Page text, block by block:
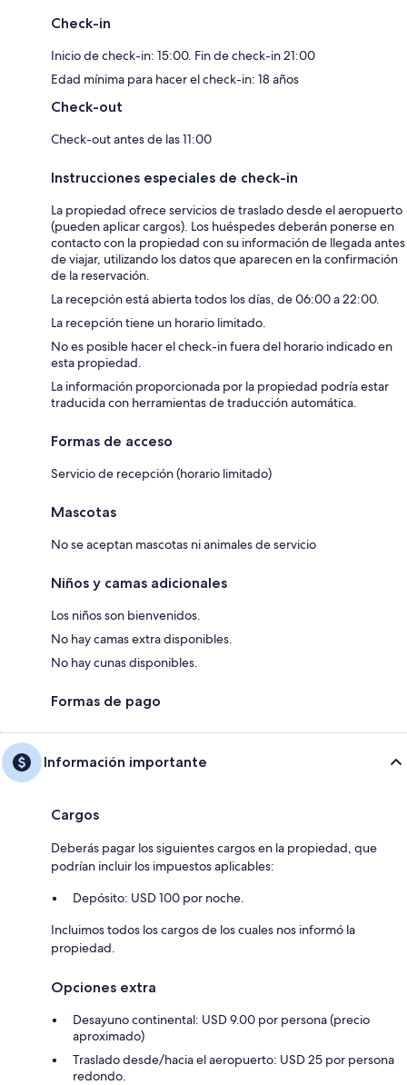
Check-in
Inicio de check-in: 15:00. Fin de check-in 21:00
Edad mínima para hacer el check-in: 18 años
Check-out
Check-out antes de las 11:00
Instrucciones especiales de check-in
La propiedad ofrece servicios de traslado desde el aeropuerto
(pueden aplicar cargos). Los huéspedes deberán ponerse en
contacto con la propiedad con su información de llegada antes
de viajar, utilizando los datos que aparecen en la confirmación
de la reservación.
La recepción está abierta todos los días, de 06:00 a 22:00.
La recepción tiene un horario limitado.
No es posible hacer el check-in fuera del horario indicado en
esta propiedad.
La información proporcionada por la propiedad podría estar
traducida con herramientas de traducción automática.
Formas de acceso
Servicio de recepción (horario limitado)
Mascotas
No se aceptan mascotas ni animales de servicio
Niños y camas adicionales
Los niños son bienvenidos.
No hay camas extra disponibles.
No hay cunas disponibles.
Formas de pago
Información importante
Cargos
Deberás pagar los siguientes cargos en la propiedad, que
podrían incluir los impuestos aplicables:
Depósito: USD 100 por noche.
Incluimos todos los cargos de los cuales nos informó la
propiedad.
Opciones extra
Desayuno continental: USD 9.00 por persona (precio
aproximado)
Traslado desde/hacia el aeropuerto: USD 25 por persona
redondo.